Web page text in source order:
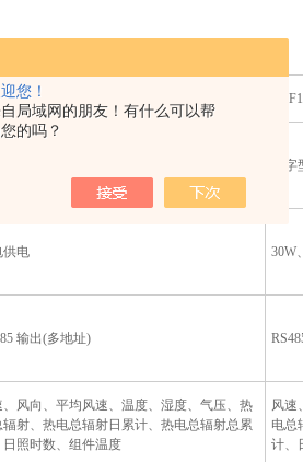
您！
局域网的朋友！有什么可以帮
的吗？
（标准款）
工
供电 30W
输出(多地址)
、风向、平均风速、温度、湿度、气压、热
辐射、热电总辐射日累计、热电总辐射总累
日照时数、组件温度
风速
电总
计、